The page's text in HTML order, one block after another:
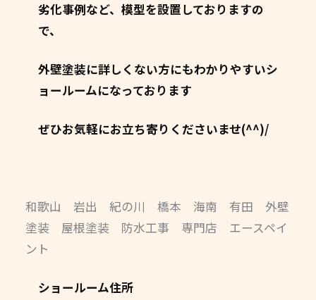
劣化事例など、模型を設置しておりますの
で、
外壁塗装に詳しくない方にもわかりやすいシ
ョールームになっております
ぜひお気軽にお立ち寄りくださいませ(^^)/
和歌山 岩出 紀の川 橋本 海南 有田 外壁
塗装 屋根塗装 防水工事 専門店 エースペイ
ント
ショールーム住所